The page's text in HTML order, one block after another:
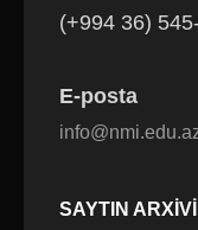
(+994 36)
E-posta
SAYTIN ARXIVI